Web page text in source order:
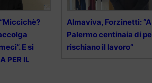
E si
PER IL
Almaviva, Forzinetti: “A
Palermo centinaia di
rischiano il lavoro”